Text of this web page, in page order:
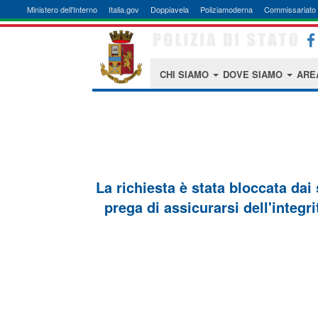
Ministero dell'Interno Italia.gov Doppiavela Poliziamoderna Commissariato
CHI SIAMO DOVE SIAMO
La richiesta è stata bloccata
prega di assicurarsi